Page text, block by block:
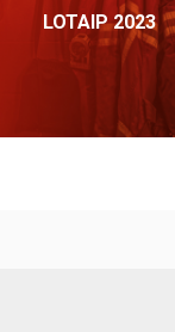
LOTAIP 2023